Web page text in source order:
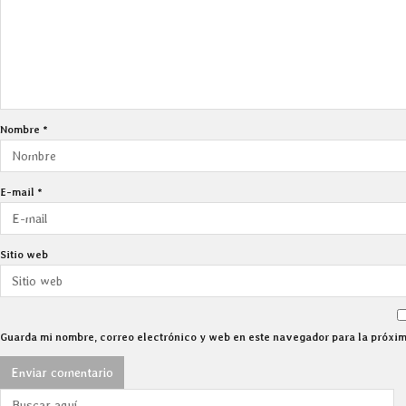
Nombre *
E-mail *
Sitio web
Guarda mi nombre, correo electrónico y web en este navegador para la